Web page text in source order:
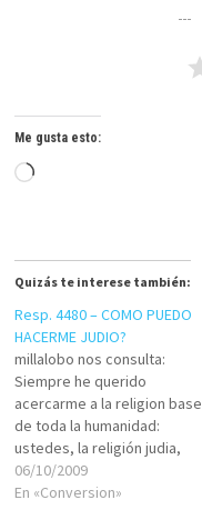
Me gusta esto:
Cargando...
Quizás te interese también:
Resp. 4480 – COMO PUEDO
HACERME JUDIO?
millalobo nos consulta:
Siempre he querido
acercarme a la religion base
de toda la humanidad:
ustedes, la religión judia,
pero nunca he sabido si uno
puede unirse a ustedes o si
06/10/2009
En «Conversion»